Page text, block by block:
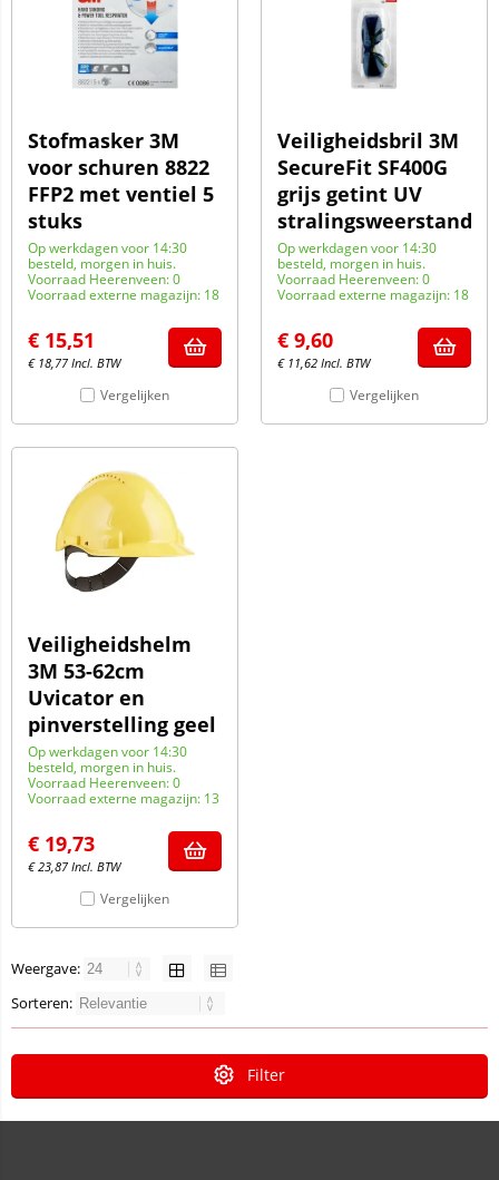
Stofmasker 3M
voor schuren 8822
FFP2 met ventiel 5
stuks
Op werkdagen voor 14:30
besteld, morgen in huis.
Voorraad Heerenveen: 0
Voorraad externe magazijn: 18
€ 15,51
€ 18,77 Incl. BTW
Vergelijken
Veiligheidsbril 3M
SecureFit SF400G
grijs getint UV
stralingsweerstand
Op werkdagen voor 14:30
besteld, morgen in huis.
Voorraad Heerenveen: 0
Voorraad externe magazijn: 18
€ 9,60
€ 11,62 Incl. BTW
Vergelijken
Veiligheidshelm
3M 53-62cm
Uvicator en
pinverstelling geel
Op werkdagen voor 14:30
besteld, morgen in huis.
Voorraad Heerenveen: 0
Voorraad externe magazijn: 13
€ 19,73
€23,87 Incl. BTW
Vergelijken
Weergave:
Sorteren:
Filter